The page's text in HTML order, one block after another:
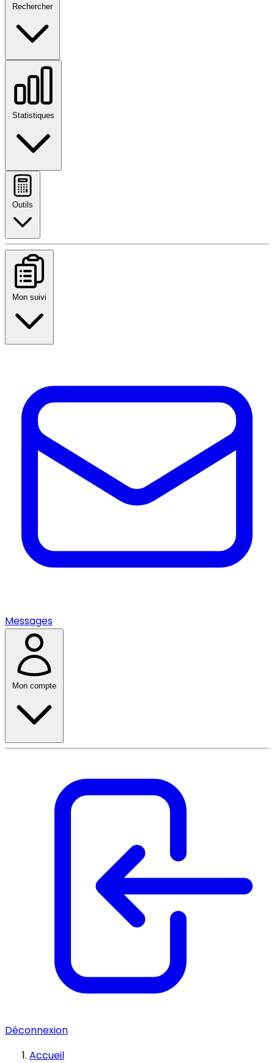
Rechercher
Statistiques
Outils
Mon suivi
Messages
Mon compte
Déconnexion
Accueil